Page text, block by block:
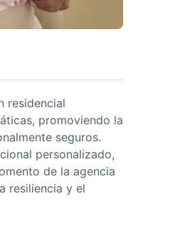
residencial
promoviendo la
seguros.
personalizado,
de la agencia
resiliencia y el